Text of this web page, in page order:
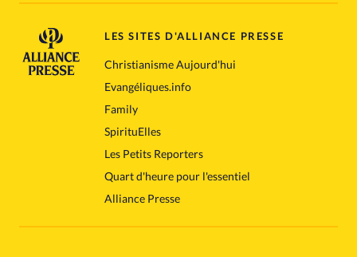
LES SITES D'ALLIANCE PRESSE
Christianisme Aujourd'hui
Evangéliques.info
Family
SpirituElles
Les Petits Reporters
Quart d'heure pour l'essentiel
Alliance Presse